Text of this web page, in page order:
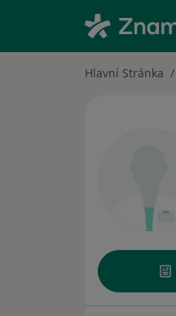
Hlavní Stránka